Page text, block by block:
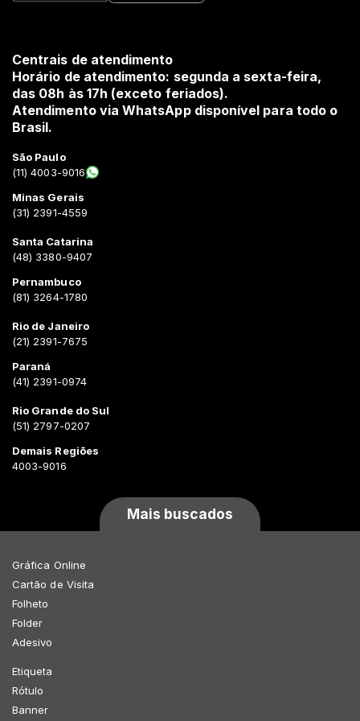
Centrais de atendimento
Horário de atendimento: segunda a sexta-feira,
das 08h às 17h (exceto feriados).
Atendimento via WhatsApp disponível para todo o
Brasil.
São Paulo
(11) 4003-9016
Minas Gerais
(31) 2391-4559
Santa Catarina
(48) 3380-9407
Pernambuco
(81) 3264-1780
Rio de Janeiro
(21) 2391-7675
Paraná
(41) 2391-0974
Rio Grande do Sul
(51) 2797-0207
Demais Regiões
4003-9016
Mais buscados
Gráfica Online
Cartão de Visita
Folheto
Folder
Adesivo
Etiqueta
Rótulo
Banner